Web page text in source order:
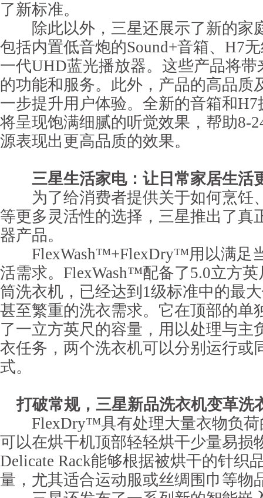
了新标准。
除此以外，三星还展示了新的家
包括内置低音炮的Sound+音箱、H7
一代UHD蓝光播放器。这些产品将
的功能和服务。此外，产品的高品质
一步提升用户体验。全新的音箱和
将呈现饱满细腻的听觉效果，帮助8-
源表现出更高品质的效果。
三星生活家电：让日常家居生活
为了给消费者提供关于如何烹饪
等更多灵活性的选择，三星推出了真
器产品。
FlexWash™+FlexDry™用以满足
活需求。FlexWash™配备了5.0立方
筒洗衣机，已经达到1级标准中的最
甚至繁重的洗衣需求。它在顶部的单
了一立方英尺的容量，用以处理与主
衣任务，两个洗衣机可以分别运行或
式。
打破常规，三星新品洗衣机变革洗
FlexDry™具有处理大量衣物负荷
可以在烘干机顶部轻轻烘干少量易损
Delicate Rack能够根据被烘干的针织
量，尤其适合运动服或丝绸围巾等物